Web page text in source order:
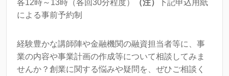
各12時～13時（各回30分程度） （注）
下記申込用紙
による事前予約制
経験豊かな講師陣や金融機関の融資担当者等に、事
業の内容や事業計画の作成等について相談してみま
せんか？創業に関する悩みや疑問を、ぜひご相談く